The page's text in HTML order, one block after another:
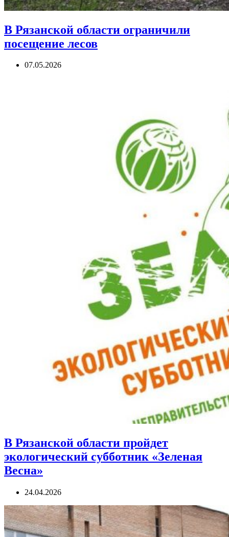
В Рязанской области ограничили
посещение лесов
07.05.2026
В Рязанской области пройдет
экологический субботник «Зеленая
Весна»
24.04.2026